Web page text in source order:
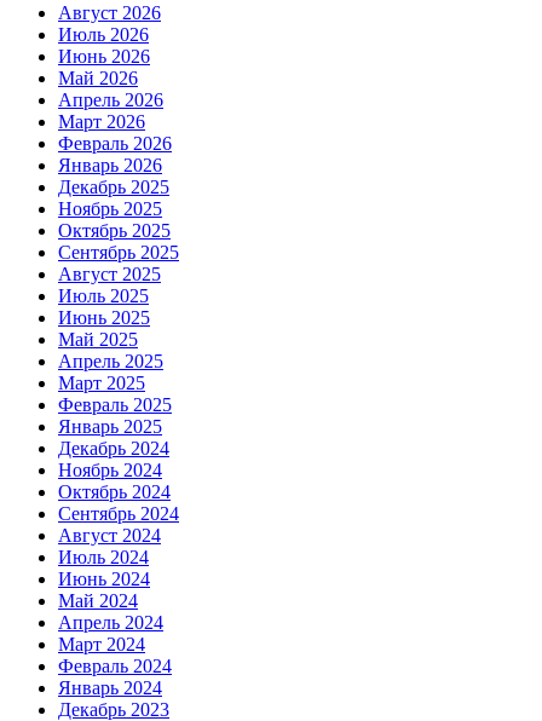
Август 2026
Июль 2026
Июнь 2026
Май 2026
Апрель 2026
Март 2026
Февраль 2026
Январь 2026
Декабрь 2025
Ноябрь 2025
Октябрь 2025
Сентябрь 2025
Август 2025
Июль 2025
Июнь 2025
Май 2025
Апрель 2025
Март 2025
Февраль 2025
Январь 2025
Декабрь 2024
Ноябрь 2024
Октябрь 2024
Сентябрь 2024
Август 2024
Июль 2024
Июнь 2024
Май 2024
Апрель 2024
Март 2024
Февраль 2024
Январь 2024
Декабрь 2023